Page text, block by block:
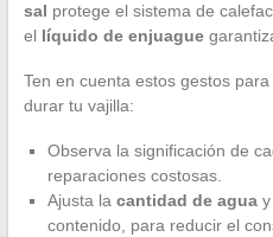
sal protege el sistema de
el líquido de enjuague
Ten en cuenta estos gestos
durar tu vajilla:
Observa la significación de
reparaciones costosas.
Ajusta la cantidad de aguay
contenido, para reducir el